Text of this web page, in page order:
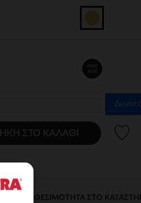
one
size
ΣΤΟ ΚΑΛΆΘΙ
ΔΙΑΘΕΣΙΜΌΤΗΤΑ ΣΤΟ